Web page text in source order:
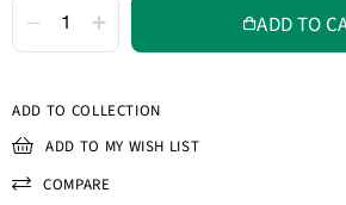
ADD TO COLLECTION
ADD TO MY WISH LIST
COMPARE